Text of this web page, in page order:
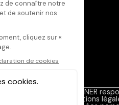
l'abonnement
SOONER
Mentions